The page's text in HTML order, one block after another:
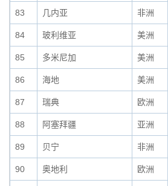
83 几内亚 非洲
84 玻利维亚 美洲
85 多米尼加 美洲
86 海地 美洲
87 瑞典 欧洲
88 阿塞拜疆 亚洲
89 贝宁 非洲
90 奥地利 欧洲